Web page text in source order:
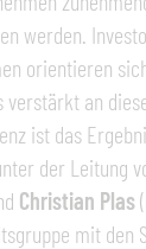
werden.
orientieren
an
ist das
der Leitung
Christian Plas
mit den